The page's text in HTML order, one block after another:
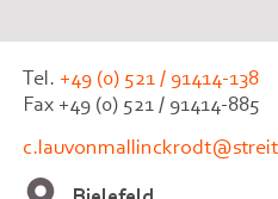
Tel. +49 (0) 521 / 91414-138
Fax +49 (0) 521 / 91414-885